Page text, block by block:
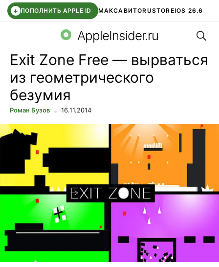
+ ПОПОЛНИТЬ APPLE ID МАКСАВИТОRUSTOREIOS 26.6
СБЕР КИДС ВТБ ОНЛАЙН ЧАТ В ROBLOX
AppleInsider.ru
Exit Zone Free — вырваться
из геометрического
безумия
Роман Бузов 16.11.2014